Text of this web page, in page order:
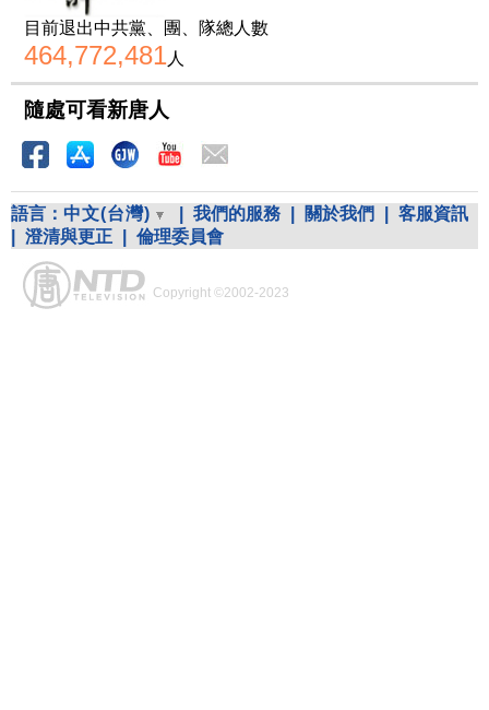
目前退出中共黨、團、隊總人數
464,772,481人
隨處可看新唐人
語言： 中文(台灣) 我們的服務 關於我們
客服資訊
澄清與更正 倫理委員會
Copyright ©2002-2023